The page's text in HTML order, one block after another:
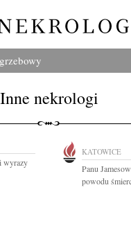
Inne nekrologi
wyrazy
KATOWICE
Panu
powodu